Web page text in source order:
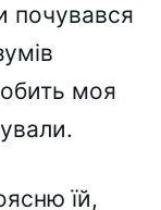
почувався
моя
їй,
Пізніше